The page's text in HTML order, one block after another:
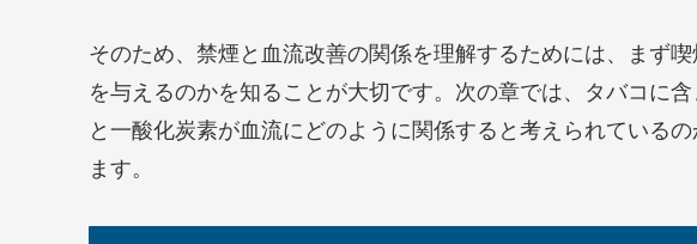
そのため、禁煙と血流改善の関係を理解するためには、まず
を与えるのかを知ることが大切です。次の章では、タバコに
と一酸化炭素が血流にどのように関係すると考えられている
ます。